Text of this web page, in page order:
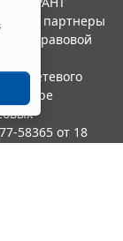
и ее партнеры
правовой
сетевого
в сфере
58365 от 18